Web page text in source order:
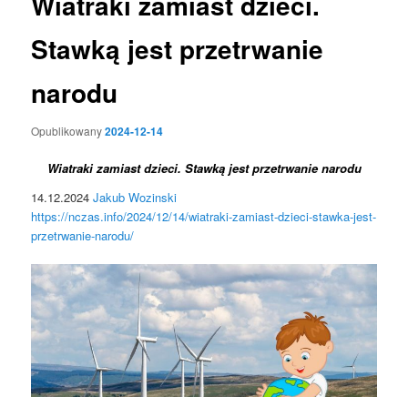
Stawką jest przetrwanie
narodu
Opublikowany2024-12-14
Wiatraki zamiast dzieci. Stawką jest przetrwanie narodu
14.12.2024Jakub Wozinski
https://nczas.info/2024/12/14/wiatraki-zamiast-dzieci-stawka-jest-
przetrwanie-narodu/